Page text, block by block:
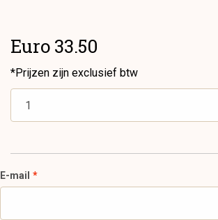
Euro 33.50
*Prijzen zijn exclusief btw
E-mail